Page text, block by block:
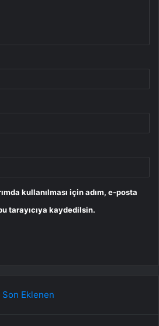
kullanılması için adım, e-posta
tarayıcıya kaydedilsin.
Son Eklenen